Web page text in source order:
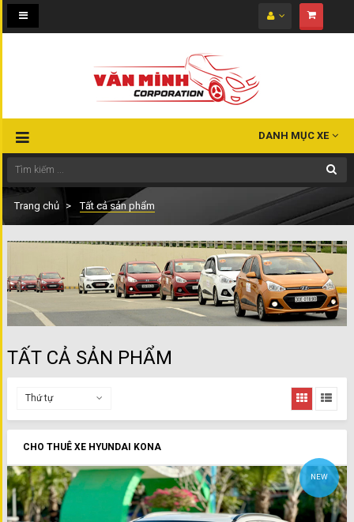
Toggle
navigation
DANH MỤC XE
Trang chủ Tất cả sản phẩm
TẤT CẢ SẢN PHẨM
Thứ tự
CHO THUÊ XE HYUNDAI KONA
NEW